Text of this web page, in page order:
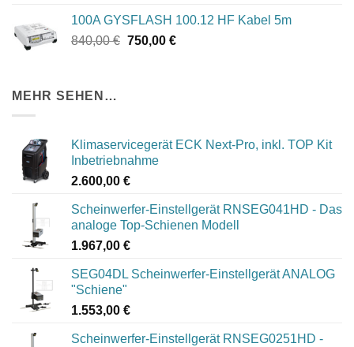
100A GYSFLASH 100.12 HF Kabel 5m
840,00€ Ursprünglicher
750,00 €Aktueller
MEHR SEHEN…
Klimaservicegerät ECK Next-Pro, inkl. TOP Kit
Inbetriebnahme
2.600,00 €
Scheinwerfer-Einstellgerät RNSEG041HD - Das
analoge Top-Schienen Modell
1.967,00 €
SEG04DL Scheinwerfer-Einstellgerät ANALOG
"Schiene"
1.553,00 €
Scheinwerfer-Einstellgerät RNSEG0251HD -